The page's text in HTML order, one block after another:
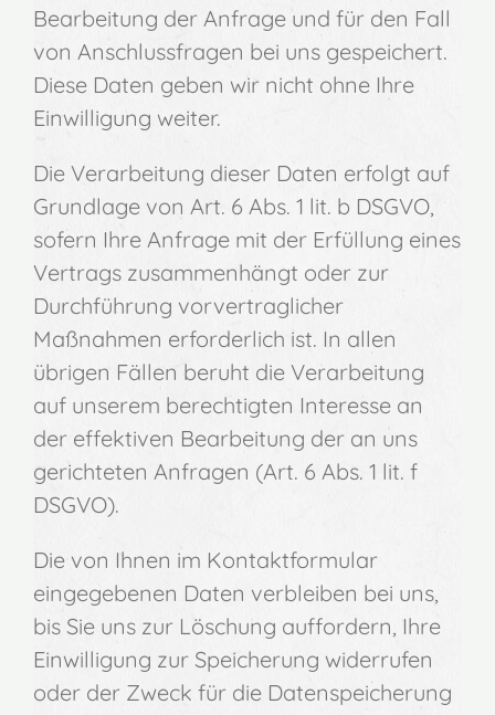
Bearbeitung der Anfrage und für den Fall
von Anschlussfragen bei uns gespeichert.
Diese Daten geben wir nicht ohne Ihre
Einwilligung weiter.
Die Verarbeitung dieser Daten erfolgt auf
Grundlage von Art. 6 Abs. 1 lit. b DSGVO,
sofern Ihre Anfrage mit der Erfüllung eines
Vertrags zusammenhängt oder zur
Durchführung vorvertraglicher
Maßnahmen erforderlich ist. In allen
übrigen Fällen beruht die Verarbeitung
auf unserem berechtigten Interesse an
der effektiven Bearbeitung der an uns
gerichteten Anfragen (Art. 6 Abs. 1 lit. f
DSGVO).
Die von Ihnen im Kontaktformular
eingegebenen Daten verbleiben bei uns,
bis Sie uns zur Löschung auffordern, Ihre
Einwilligung zur Speicherung widerrufen
oder der Zweck für die Datenspeicherung